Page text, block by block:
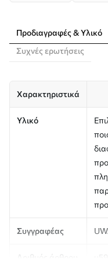
Προδιαγραφές & Υλικό
Συχνές ερωτήσεις
Χαρακτηριστικά
Υλικό
Συγγραφέας
Αριθμός άρθρου